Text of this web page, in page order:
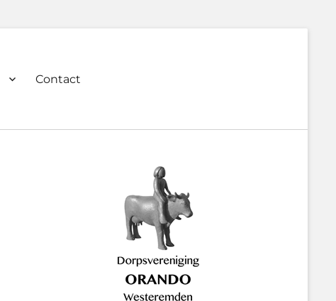
Contact